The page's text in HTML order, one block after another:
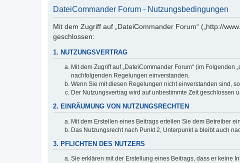
DateiCommander Forum - Nutzungsbedingungen
Mit dem Zugriff auf „DateiCommander Forum“ („http://
geschlossen:
1. NUTZUNGSVERTRAG
Mit dem Zugriff auf „DateiCommander Forum“ (im
nachfolgenden Regelungen einverstanden.
Wenn Sie mit diesen Regelungen nicht einverstanden sind,
Der Nutzungsvertrag wird auf unbestimmte Zeit
2. EINRÄUMUNG VON NUTZUNGSRECHTEN
Mit dem Erstellen eines Beitrags erteilen Sie dem Betreiber
Das Nutzungsrecht nach Punkt 2, Unterpunkt a bleibt auch
3. PFLICHTEN DES NUTZERS
Sie erklären mit der Erstellung eines Beitrags, dass er keine